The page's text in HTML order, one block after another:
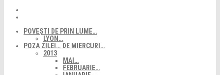
POVEȘTI DE PRIN LUME…
LYON…
POZA ZILEI… DE MIERCURI…
2013
MAI…
FEBRUARIE…